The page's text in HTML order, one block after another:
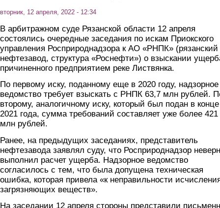
вторник, 12 апреля, 2022 - 12:34
В арбитражном суде Рязанской области 12 апреля
состоялись очередные заседания по искам Приокского
управления Росприроднадзора к АО «РНПК» (рязанский
нефтезавод, структура «Роснефти») о взыскании
причиненного предприятием реке Листвянка.
По первому иску, поданному еще в 2020 году, надзорное
ведомство требует взыскать с РНПК 63,7 млн рублей.
второму, аналогичному иску, который был подан в конце
2021 года, сумма требований составляет уже более 421
млн рублей.
Ранее, на предыдущих заседаниях, представитель
нефтезавода заявлял суду, что Росприроднадзор
выполнил расчет ущерба. Надзорное ведомство
согласилось с тем, что была допущена техническая
ошибка, которая привела «к неправильности
загрязняющих веществ».
На заседании 12 апреля стороны представили